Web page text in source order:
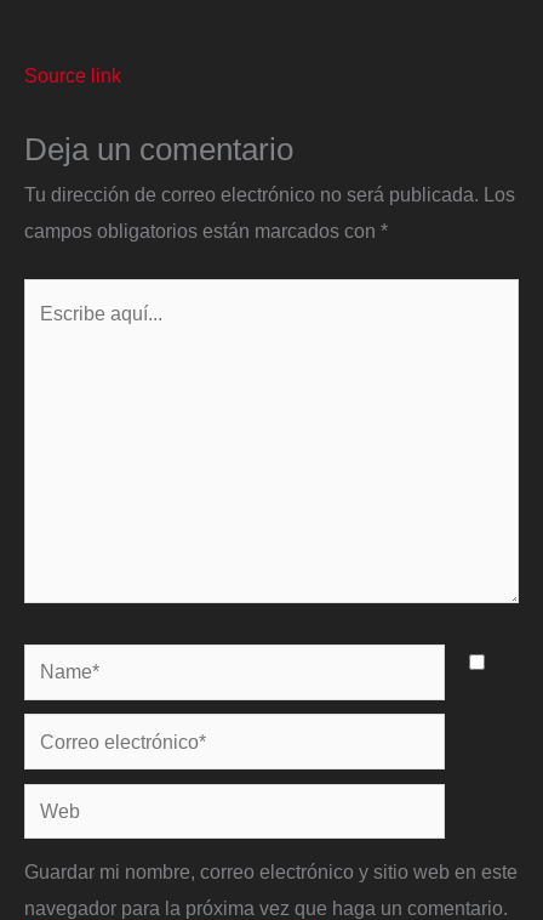
Source link
Deja un comentario
Tu dirección de correo electrónico no será publicada. Los
campos obligatorios están marcados con *
Name*
Correo
electrónico*
Web
Guardar mi nombre, correo electrónico y sitio web en este
navegador para la próxima vez que haga un comentario.